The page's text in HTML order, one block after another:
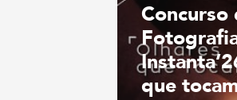
Concurso
que